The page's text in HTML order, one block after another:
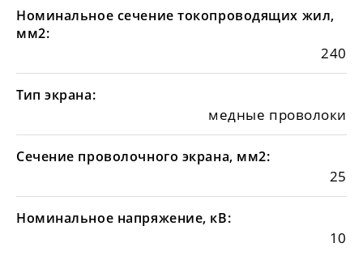
Номинальное сечение токопроводящих жил,
мм2:
240
Тип экрана:
медные проволоки
Сечение проволочного экрана, мм2:
25
Номинальное напряжение, кВ:
10